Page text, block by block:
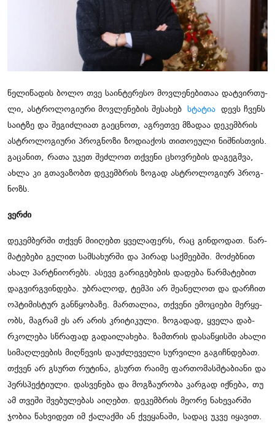
ჩვენს შესახებ
ყვითელი პრესა
საკითხავი
წე­ლი­წა­დის ბოლო თვე სა­ინ­ტე­რე­სო მოვ­ლე­ნე­ბი­თაა დატ­ვირ­თუ­
ლი, ას­ტრო­ლო­გი­უ­რი მოვ­ლე­ნე­ბის შე­სა­ხებ სტა­ტია დევს ჩვენს
სა­იტ­ზე და შე­გიძ­ლი­ათ გა­ეც­ნოთ, აგ­რეთ­ვე მზა­დაა დე­კემ­ბრის
ას­ტრო­ლო­გი­უ­რი პროგ­ნო­ზი ზო­დი­ა­ქოს თი­თო­ე­უ­ლი ნიშ­ნის­თვის.
გა­ცა­ნით, რათა უკეთ შეძ­ლოთ თქვე­ნი ცხოვ­რე­ბის და­გეგ­მვა,
ახლა კი გთა­ვა­ზობთ დე­კემ­ბრის ზო­გად ას­ტრო­ლო­გი­ურ პროგ­
ნოზს.
ვერ­ძი
დე­კემ­ბერ­ში თქვენ მი­ი­ღებთ ყვე­ლა­ფერს, რაც გინ­დო­დათ. წარ­
მა­ტე­ბე­ბი გე­ლით სამ­სა­ხურ­ში და პი­რად საქ­მე­ებ­ში. მო­ძებ­ნით
ახალ პარტნი­ო­რებს. ასე­ვე გა­რი­გე­ბე­ბის და­დე­ბა წარ­მა­ტე­ბით
დაგ­ვირ­გვინ­დე­ბა. უბ­რა­ლოდ, ტემ­პი არ შე­ა­ნე­ლოთ და დარ­ჩით
ოპ­ტი­მის­ტურ გან­წყო­ბა­ზე. მარ­თა­ლია, თქვე­ნი ემო­ცი­ე­ბი მერ­ყე­
ობს, მაგ­რამ ეს არ არის კრი­ტი­კუ­ლი. ზო­გა­დად, ყვე­ლა დაბ­
რკო­ლე­ბა სწრა­ფად გა­და­ი­ლა­ხე­ბა. ზამ­თრის და­სა­წყის­ში ახა­ლი
სი­მაღ­ლე­ე­ბის მიღ­წე­ვის და­უძ­ლე­ვე­ლი სურ­ვი­ლი გა­გიჩ­ნდე­ბათ.
თქვენ არ გსურთ რუ­ტი­ნა, გსურთ რა­ი­მე ფარ­თო­მას­შტა­ბი­ა­ნი და
პერ­სპექ­ტი­უ­ლი. დას­ვე­ნე­ბა და მოგ­ზა­უ­რო­ბა კარ­გად იქ­ნე­ბა, თუ
ამ თვე­ში შვე­ბუ­ლე­ბას აი­ღებთ. დე­კემ­ბრის მე­ო­რე ნა­ხე­ვარ­ში
ჯო­ბია წახ­ვი­დეთ იმ ქა­ლაქ­ში ან ქვე­ყა­ნა­ში, სა­დაც უკვე იყა­ვით.